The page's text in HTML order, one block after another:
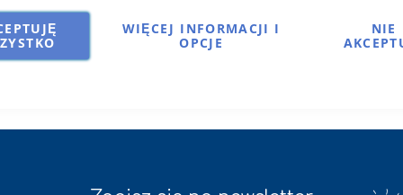
WIĘCEJ INFORMACJI I
OPCJE
NIE
10.000.000,00 zł